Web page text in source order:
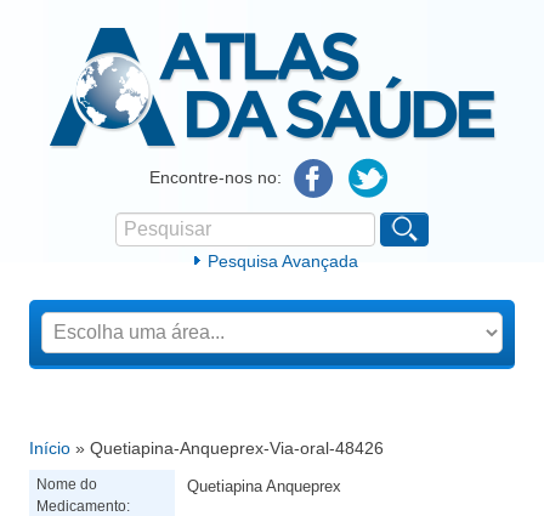
Atlas da SaúdeEncontre-nos no:
Formulário de procura
Pesquisar
Pesquisa Avançada
Está aqui
Início » Quetiapina-Anqueprex-Via-oral-48426
Nome do
Medicamento:
Quetiapina Anqueprex